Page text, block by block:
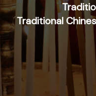
Traditional